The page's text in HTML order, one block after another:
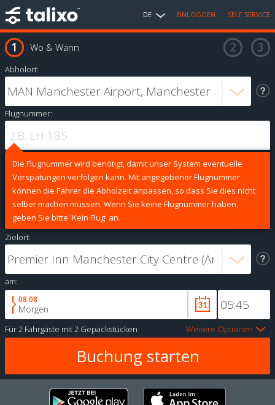
DE EINLOGGEN SELF SERVICE
Wo & Wann
Abholort:
Flugnummer:
Die Flugnummer wird benötigt, damit unser System eventuelle
Verspätungen verfolgen kann. Mit angegebener Flugnummer
können die Fahrer die Abholzeit anpassen, so dass Sie dies nicht
selber machen müssen. Wenn Sie keine Flugnummer haben,
geben Sie bitte 'Kein Flug' an.
Zielort:
am:
08.08
Morgen
Für2 Fahrgäste mit2 Gepäckstücken Weitere Optionen